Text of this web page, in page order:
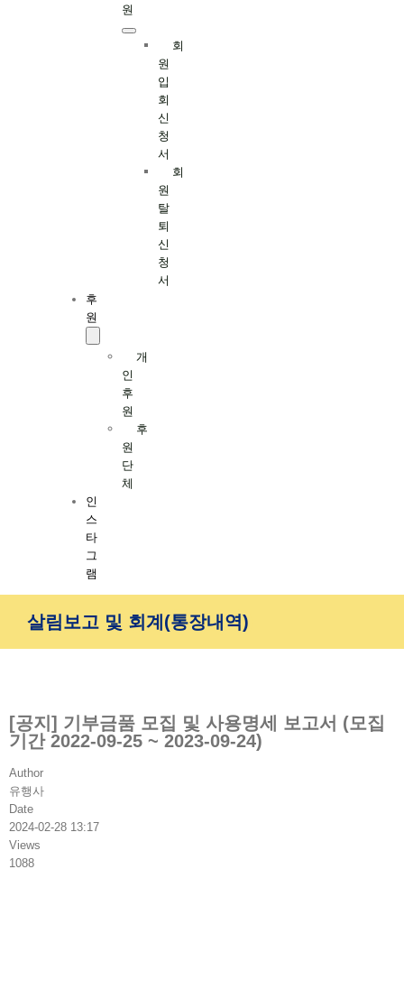
원
회
원
입
회
신
청
서
회
원
탈
퇴
신
청
서
후
원
개
인
후
원
후
원
단
체
인
스
타
그
램
살림보고 및 회계(통장내역)
[공지] 기부금품 모집 및 사용명세 보고서 (모집
기간 2022-09-25 ~ 2023-09-24)
Author
유행사
Date
2024-02-28 13:17
Views
1088